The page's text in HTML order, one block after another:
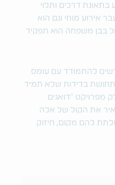
בתאונת דרכים ותלוי
אירוע מוחי וגם הוא
בבן משפחה הוא תפקיד
להתמודד עם עומס
ותחושת בדידות שלא תמיד
מפרויקט "דואגים
את הקול של אלה
להם מקום, חיזוק